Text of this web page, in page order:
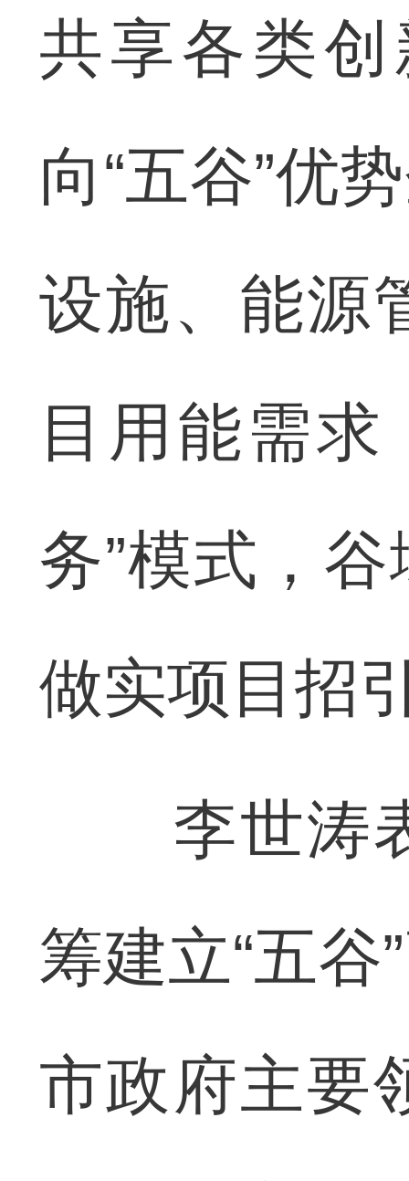
共享各类
向“五谷”优
设施、能源
目用能需
务”模式，
做实项目招
李世涛表
筹建立“五
市政府主要